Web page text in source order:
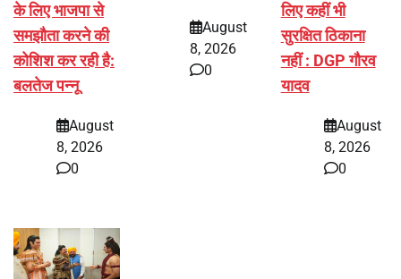
के लिए भाजपा से
समझौता करने की
कोशिश कर रही है:
बलतेज पन्नू
August
8, 2026
0
August
8, 2026
0
लिए कहीं भी
सुरक्षित ठिकाना
नहीं : DGP गौरव
यादव
August
8, 2026
0